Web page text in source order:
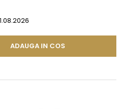
ADAUGA IN COS